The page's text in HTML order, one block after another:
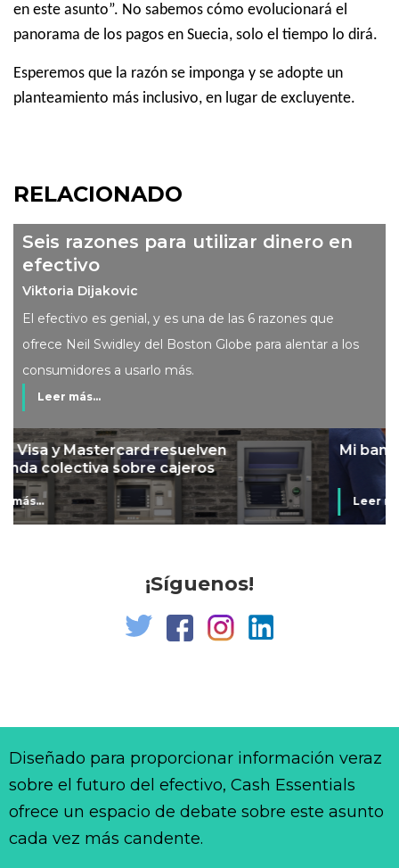
en este asunto”. No sabemos cómo evolucionará el
panorama de los pagos en Suecia, solo el tiempo lo dirá.
Esperemos que la razón se imponga y se adopte un
planteamiento más inclusivo, en lugar de excluyente.
RELACIONADO
Seis razones para utilizar dinero en
efectivo
Viktoria Dijakovic
El efectivo es genial, y es una de las 6 razones que
ofrece Neil Swidley del Boston Globe para alentar a los
consumidores a usarlo más.
Leer más...
Mi banco en mi tienda
Leer más...
¡Síguenos!
Diseñado para proporcionar información veraz
sobre el futuro del efectivo, Cash Essentials
ofrece un espacio de debate sobre este asunto
cada vez más candente.